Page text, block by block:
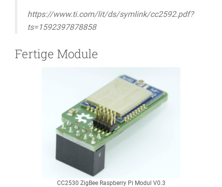
https://www.ti.com/lit/ds/symlink/cc2592.pdf?
ts=1592397878858
Fertige Module
CC2530 ZigBee Raspberry Pi Modul V0.3